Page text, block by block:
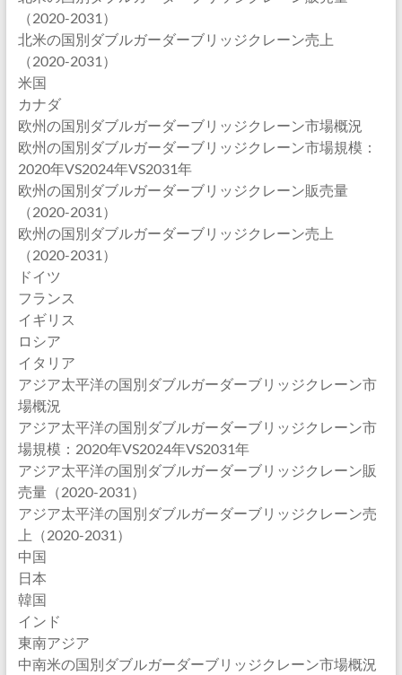
（2020-2031）
北米の国別ダブルガーダーブリッジクレーン売上
（2020-2031）
米国
カナダ
欧州の国別ダブルガーダーブリッジクレーン市場概況
欧州の国別ダブルガーダーブリッジクレーン市場規模：
2020年VS2024年VS2031年
欧州の国別ダブルガーダーブリッジクレーン販売量
（2020-2031）
欧州の国別ダブルガーダーブリッジクレーン売上
（2020-2031）
ドイツ
フランス
イギリス
ロシア
イタリア
アジア太平洋の国別ダブルガーダーブリッジクレーン市
場概況
アジア太平洋の国別ダブルガーダーブリッジクレーン市
場規模：2020年VS2024年VS2031年
アジア太平洋の国別ダブルガーダーブリッジクレーン販
売量（2020-2031）
アジア太平洋の国別ダブルガーダーブリッジクレーン売
上（2020-2031）
中国
日本
韓国
インド
東南アジア
中南米の国別ダブルガーダーブリッジクレーン市場概況